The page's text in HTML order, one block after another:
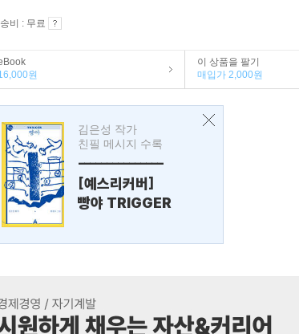
비 : 무료
원
이 상품을 팔기
매입가 2,000원
김은성 작가
친필 메시지 수록
---------------
[예스리커버]
빵야 TRIGGER